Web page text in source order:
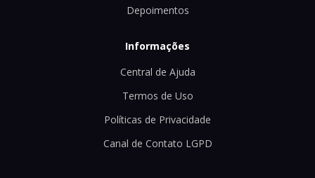
Depoimentos
Informações
Central de Ajuda
Termos de Uso
Políticas de Privacidade
Canal de Contato LGPD